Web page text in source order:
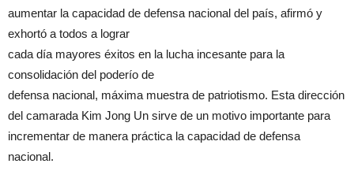
aumentar la capacidad de defensa nacional del país, afirmó y
exhortó a todos a lograr
cada día mayores éxitos en la lucha incesante para la
consolidación del poderío de
defensa nacional, máxima muestra de patriotismo. Esta dirección
del camarada Kim Jong Un sirve de un motivo importante para
incrementar de manera práctica la capacidad de defensa
nacional.